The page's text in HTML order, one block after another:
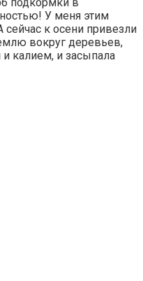
У меня этим
сейчас к осени привезли
вокруг деревьев,
калием, и засыпала